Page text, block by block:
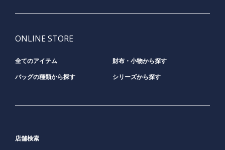
ONLINE STORE
全てのアイテム 財布・小物から探す
バッグの種類から探す シリーズから探す
店舗検索